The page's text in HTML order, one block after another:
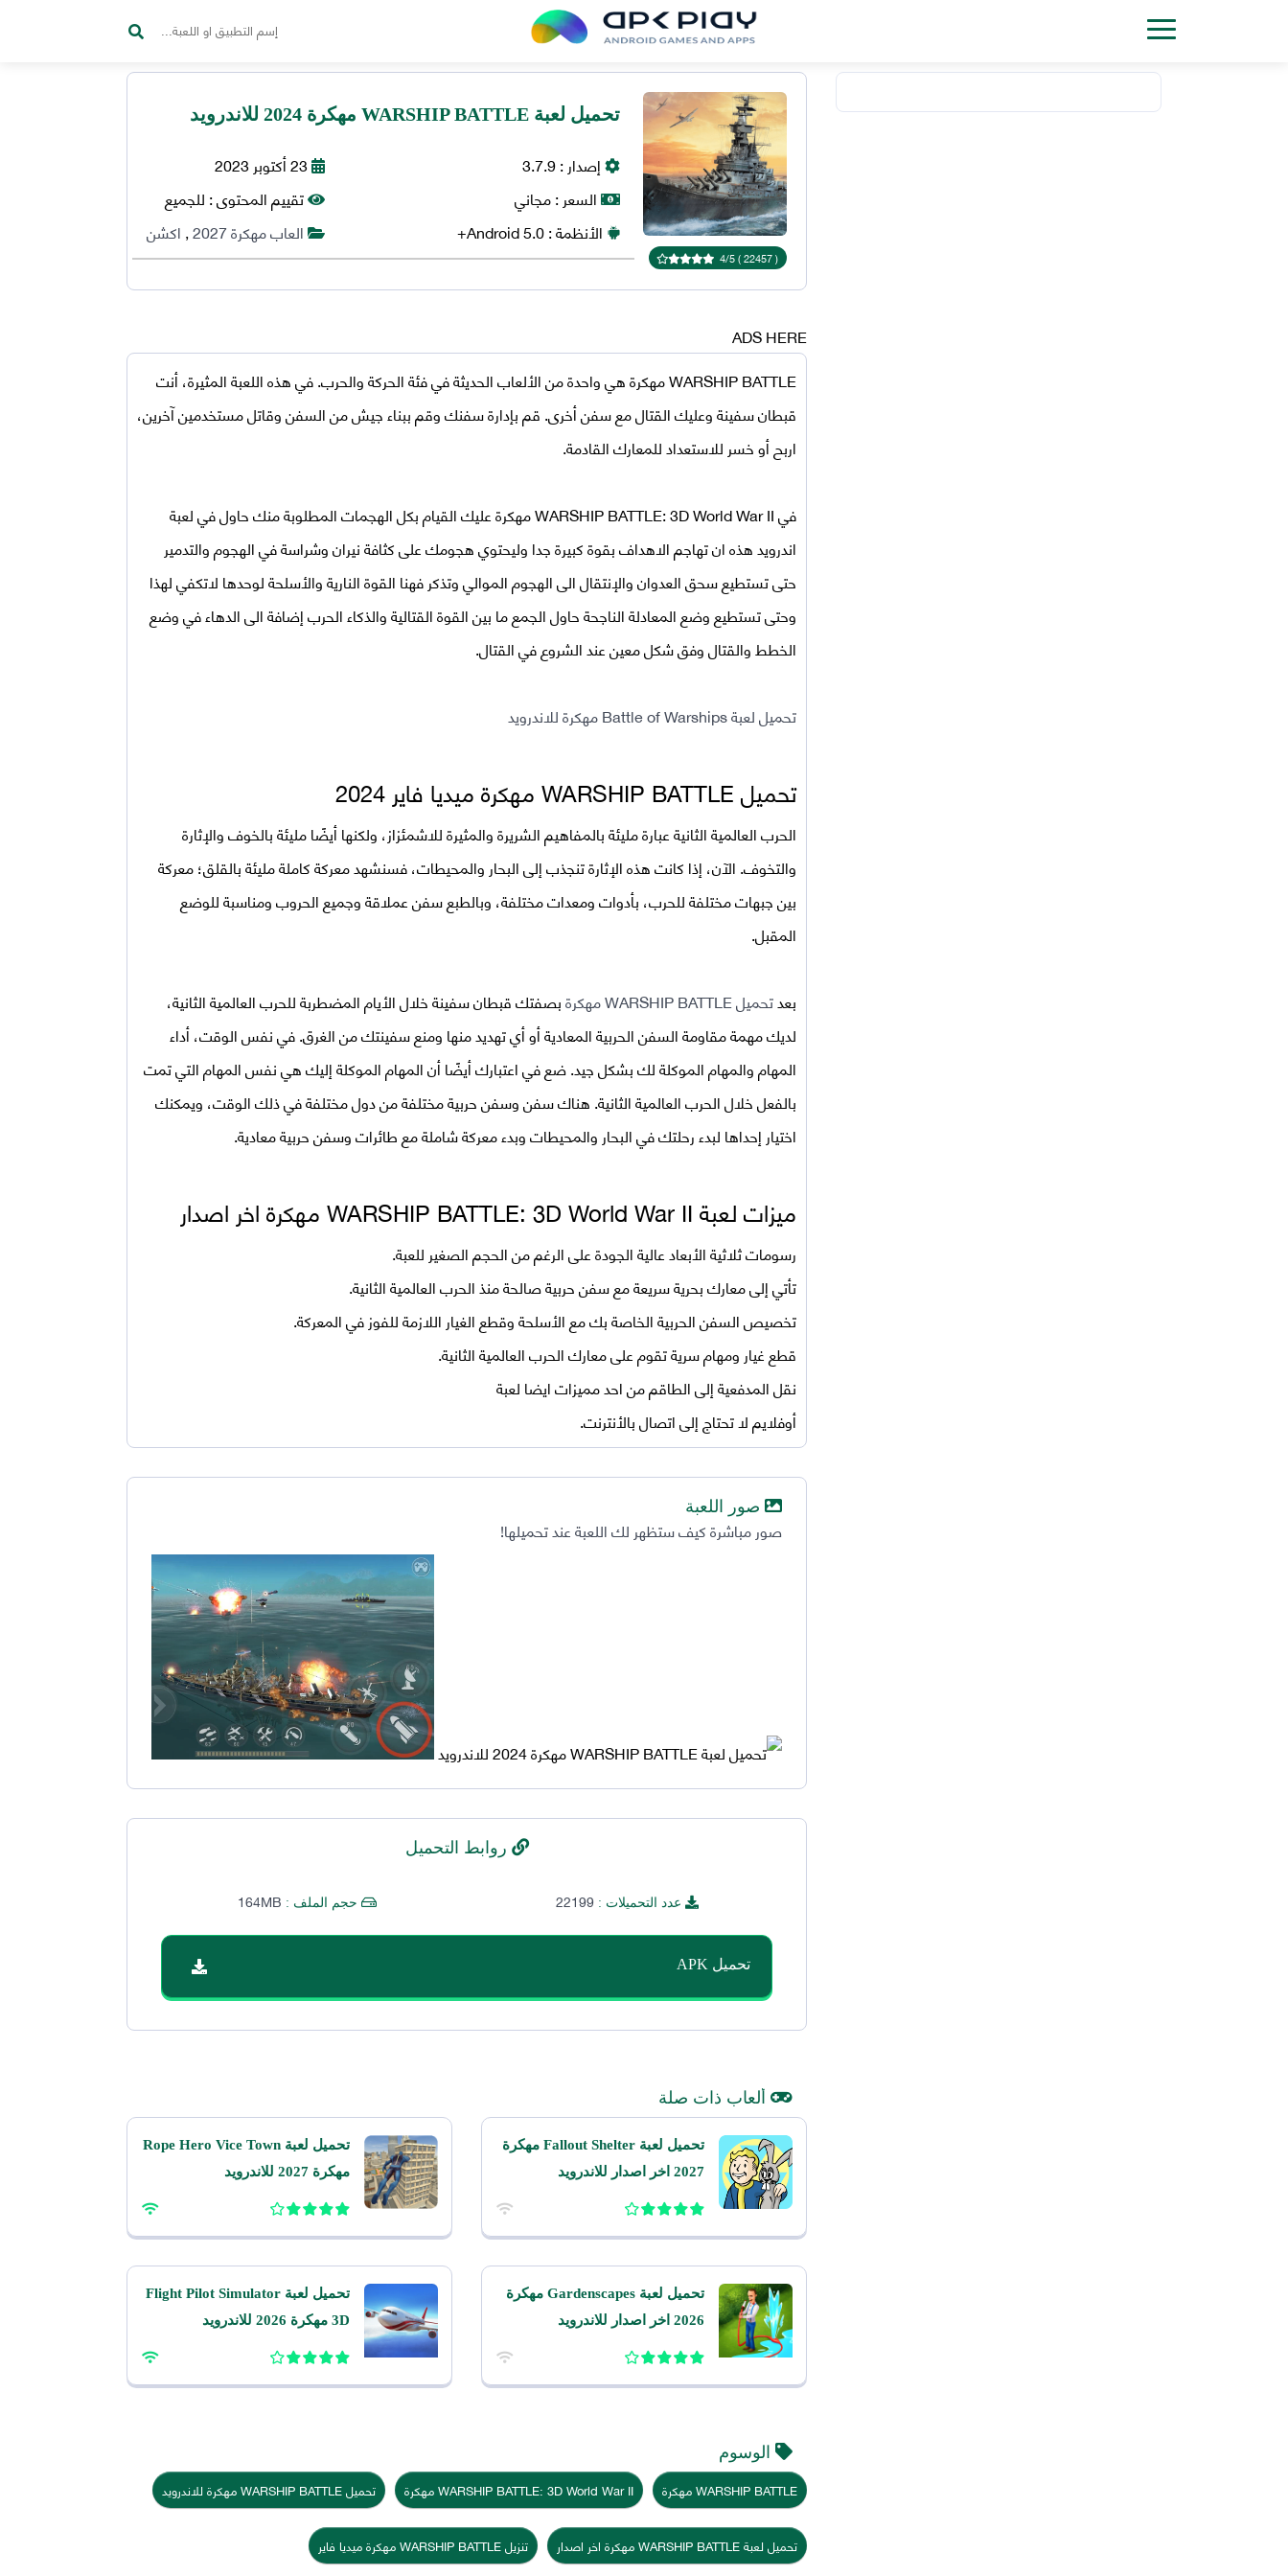
تحميل لعبة WARSHIP BATTLE مهكرة 2024 للاندرويد
إصدار :3.7.9
السعر :مجاني
الأنظمة :
Android5.0+
23 أكتوبر 2023
تقييم المحتوى :للجميع
العاب مهكرة 2027
,اكشن
(
22457
)
4/5
ADS HERE
WARSHIP BATTLE مهكرة
هي واحدة من الألعاب الحديثة في فئة الحركة والحرب. في هذه اللعبة المثيرة، أنت
قبطان سفينة وعليك القتال مع سفن أخرى. قم بإدارة سفنك وقم ببناء جيش من السفن وقاتل مستخدمين آخرين،
اربح أو خسر للاستعداد للمعارك القادمة.
فيWARSHIP BATTLE: 3D World War II مهكرة
عليك القيام بكل الهجمات المطلوبة منك حاول في لعبة
اندرويد هذه ان تهاجم الاهداف بقوة كبيرة جدا وليحتوي هجومك على كثافة نيران وشراسة في الهجوم والتدمير
حتى تستطيع سحق العدوان والإنتقال الى الهجوم الموالي وتذكر فهنا القوة النارية والأسلحة لوحدها لاتكفي لهذا
وحتى تستطيع وضع المعادلة الناجحة حاول الجمع ما بين القوة القتالية والذكاء الحرب إضافة الى الدهاء في وضع
الخطط والقتال وفق شكل معين عند الشروع في القتال.
تحميل لعبة Battle of Warships مهكرة للاندرويد
تحميلWARSHIP BATTLE مهكرة ميديا فاير 2024
الحرب العالمية الثانية عبارة مليئة بالمفاهيم الشريرة والمثيرة للاشمئزاز، ولكنها أيضًا مليئة بالخوف والإثارة
والتخوف. الآن، إذا كانت هذه الإثارة تنجذب إلى البحار والمحيطات، فسنشهد معركة كاملة مليئة بالقلق؛ معركة
بين جبهات مختلفة للحرب، بأدوات ومعدات مختلفة، وبالطبع سفن عملاقة وجميع الحروب ومناسبة للوضع
المقبل.
بعدتحميلWARSHIP BATTLE مهكرة
بصفتك قبطان سفينة خلال الأيام المضطربة للحرب العالمية الثانية،
لديك مهمة مقاومة السفن الحربية المعادية أو أي تهديد منها ومنع سفينتك من الغرق. في نفس الوقت، أداء
المهام والمهام الموكلة لك بشكل جيد. ضع في اعتبارك أيضًا أن المهام الموكلة إليك هي نفس المهام التي تمت
بالفعل خلال الحرب العالمية الثانية. هناك سفن وسفن حربية مختلفة من دول مختلفة في ذلك الوقت، ويمكنك
اختيار إحداها لبدء رحلتك في البحار والمحيطات وبدء معركة شاملة مع طائرات وسفن حربية معادية.
ميزات لعبةWARSHIP BATTLE: 3D World War II مهكرة اخر اصدار
رسومات ثلاثية الأبعاد عالية الجودة على الرغم من الحجم الصغير للعبة.
تأتي إلى معارك بحرية سريعة مع سفن حربية صالحة منذ الحرب العالمية الثانية.
تخصيص السفن الحربية الخاصة بك مع الأسلحة وقطع الغيار اللازمة للفوز في المعركة.
قطع غيار ومهام سرية تقوم على معارك الحرب العالمية الثانية.
نقل المدفعية إلى الطاقم من احد مميزات ايضا لعبة
أوفلايم لا تحتاج إلى اتصال بالأنترنت.
صور اللعبة
صور مباشرة كيف ستظهر لك اللعبة عند تحميلها!
روابط التحميل
عدد التحميلات : 22199 حجم الملف : 164MB
تحميل APK
ألعاب ذات صلة
تحميل لعبة Fallout Shelter مهكرة
2027 اخر اصدار للاندرويد
تحميل لعبة Rope Hero Vice Town
مهكرة 2027 للاندرويد
تحميل لعبة Gardenscapes مهكرة
2026 اخر اصدار للاندرويد
تحميل لعبة Flight Pilot Simulator
3D مهكرة 2026 للاندرويد
الوسوم
WARSHIP BATTLE مهكرة WARSHIP BATTLE: 3D World War II مهكرة تحميل WARSHIP BATTLE مهكرة للاندرويد
تحميل لعبة WARSHIP BATTLE مهكرة اخر اصدار تنزيل WARSHIP BATTLE مهكرة ميديا فاير